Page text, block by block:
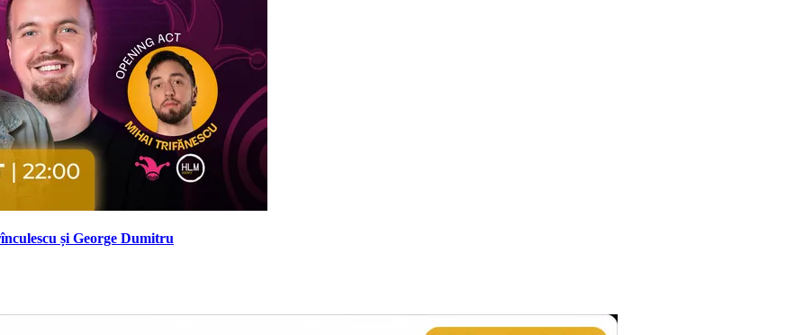
și George Dumitru